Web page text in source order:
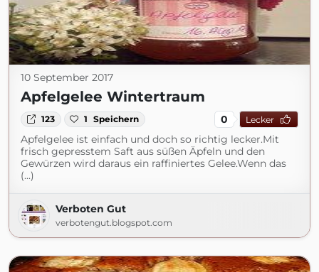
10 September 2017
Apfelgelee Wintertraum
123 1 Speichern 0 Lecker
Apfelgelee ist einfach und doch so richtig lecker.Mit
frisch gepresstem Saft aus süßen Äpfeln und den
Gewürzen wird daraus ein raffiniertes Gelee.Wenn das
(...)
Verboten Gut
verbotengut.blogspot.com